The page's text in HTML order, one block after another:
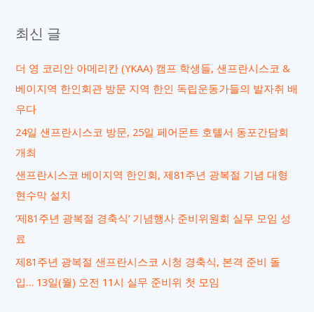
상
최신 글
더 영 코리안 아메리칸 (YKAA) 캠프 학생들, 샌프란시스코 &
베이지역 한인회관 방문 지역 한인 독립운동가들의 발자취 배
우다
24일 샌프란시스코 방문, 25일 페어몬트 호텔서 동포간담회
개최
샌프란시스코 베이지역 한인회, 제81주년 광복절 기념 대형
현수막 설치
‘제81주년 광복절 경축식’ 기념행사 준비위원회 실무 모임 성
료
제81주년 광복절 샌프란시스코 시청 경축식, 본격 준비 돌
입… 13일(월) 오전 11시 실무 준비위 첫 모임